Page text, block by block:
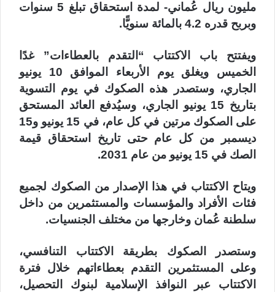
مليون ريال عُماني- لمدة استحقاق تبلغ 5 سنوات
وبربح قدره 4.2 بالمائة سنويًّا.
ويفتتح باب الاكتتاب “التقدم بالعطاءات” غدًا
الخميس ويغلق يوم الأربعاء الموافق 10 يونيو
الجاري، وستصدر هذه الصكوك في يوم التسوية
بتاريخ 15 يونيو الجاري، وسيُدفع العائد المستحق
على الصكوك مرتين في كل عام، في 15 يونيو و15
ديسمبر من كل عام حتى تاريخ استحقاق قيمة
الصك في 15 يونيو من عام 2031.
ويتاح الاكتتاب في هذا الإصدار من الصكوك لجميع
فئات الأفراد والمؤسسات والمستثمرين من داخل
سلطنة عُمان وخارجها من مختلف الجنسيات.
وستصدر الصكوك بطريقة الاكتتاب التنافسي،
وعلى المستثمرين التقدم بعطاءاتهم خلال فترة
الاكتتاب عبر النوافذ الإسلامية لبنوك التحصيل،